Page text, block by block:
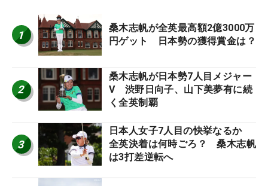
1
桑木志帆が全英最高額2億3000万
円ゲット 日本勢の獲得賞金は？
2
桑木志帆が日本勢7人目メジャー
V 渋野日向子、山下美夢有に続
く全英制覇
3
日本人女子7人目の快挙なるか
全英決着は何時ごろ？ 桑木志帆
は3打差逆転へ